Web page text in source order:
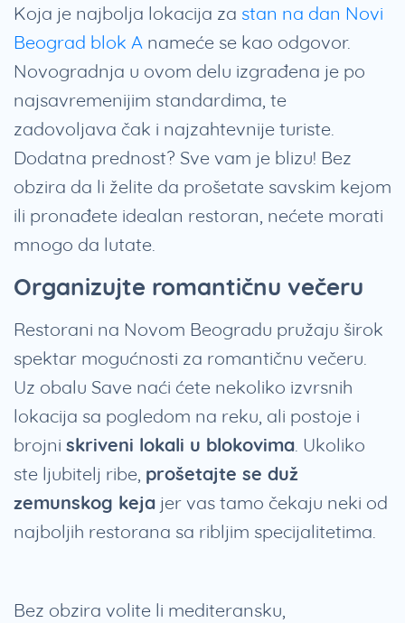
Koja je najbolja lokacija za stan na dan Novi
Beograd blok A nameće se kao odgovor.
Novogradnja u ovom delu izgrađena je po
najsavremenijim standardima, te
zadovoljava čak i najzahtevnije turiste.
Dodatna prednost? Sve vam je blizu! Bez
obzira da li želite da prošetate savskim kejom
ili pronađete idealan restoran, nećete morati
mnogo da lutate.
Organizujte romantičnu večeru
Restorani na Novom Beogradu pružaju širok
spektar mogućnosti za romantičnu večeru.
Uz obalu Save naći ćete nekoliko izvrsnih
lokacija sa pogledom na reku, ali postoje i
brojni skriveni lokali u blokovima . Ukoliko
ste ljubitelj ribe, prošetajte se duž
zemunskog keja jer vas tamo čekaju neki od
najboljih restorana sa ribljim specijalitetima.
Bez obzira volite li mediteransku,